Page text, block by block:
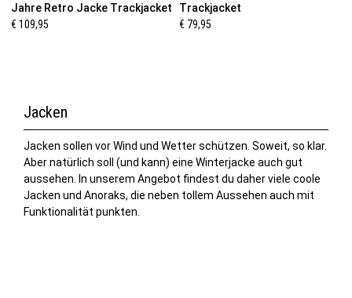
Jahre Retro Jacke Trackjacket
€ 109,95
Trackjacket
€ 79,95
Jacken
Jacken sollen vor Wind und Wetter schützen. Soweit, so klar.
Aber natürlich soll (und kann) eine Winterjacke auch gut
aussehen. In unserem Angebot findest du daher viele coole
Jacken und Anoraks, die neben tollem Aussehen auch mit
Funktionalität punkten.